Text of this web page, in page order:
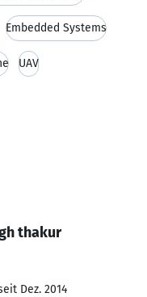
Embedded Systems
UAV
thakur
Dez. 2014